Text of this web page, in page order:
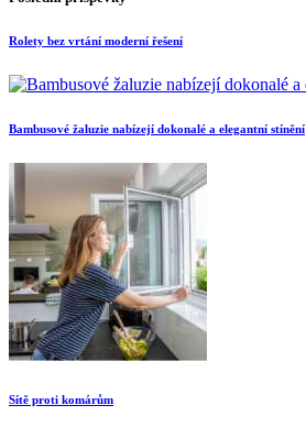
Rolety bez vrtání moderní řešení
Bambusové žaluzie nabízejí dokonalé a elegantní stínění
Sítě proti komárům